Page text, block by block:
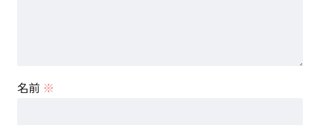
名前 ※